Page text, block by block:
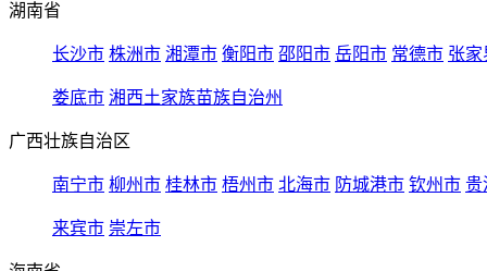
湖南省
长沙市 株洲市 湘潭市 衡阳市 邵阳市 岳阳市 常德市 张家
娄底市 湘西土家族苗族自治州
广西壮族自治区
南宁市 柳州市 桂林市 梧州市 北海市 防城港市 钦州市 贵
来宾市 崇左市